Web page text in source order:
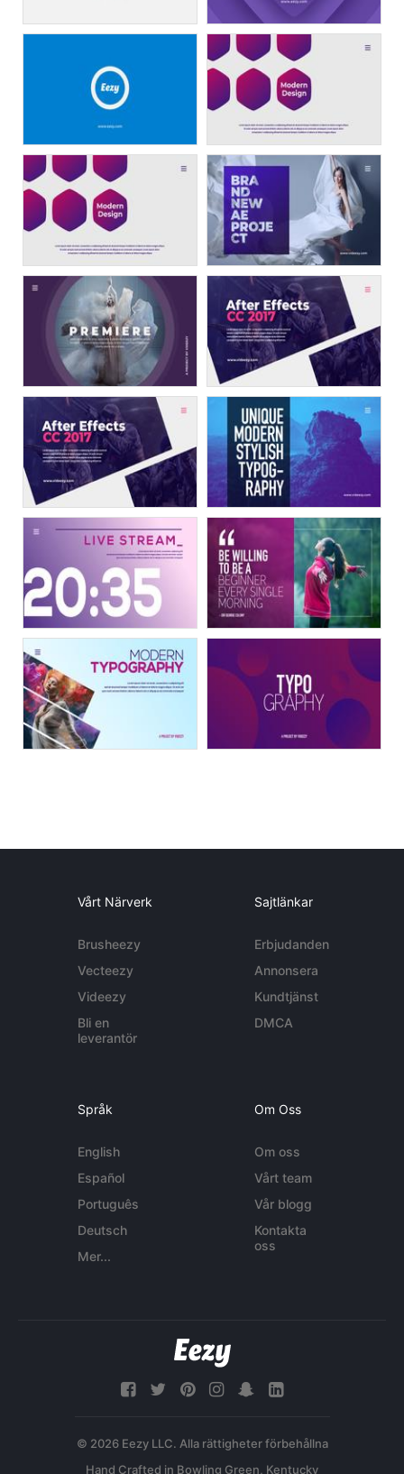
Vårt Närverk
Brusheezy
Vecteezy
Videezy
Bli en
leverantör
Sajtlänkar
Erbjudanden
Annonsera
Kundtjänst
DMCA
Språk
English
Español
Português
Deutsch
Mer...
Om Oss
Om oss
Vårt team
Vår blogg
Kontakta
oss
© 2026 Eezy LLC. Alla rättigheter förbehållna